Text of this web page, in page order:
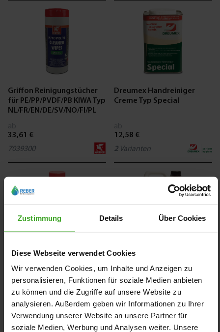
Zustimmung Details Über Cookies
Diese Webseite verwendet Cookies
Wir verwenden Cookies, um Inhalte und Anzeigen zu
personalisieren, Funktionen für soziale Medien anbieten
zu können und die Zugriffe auf unsere Website zu
analysieren. Außerdem geben wir Informationen zu Ihrer
Verwendung unserer Website an unsere Partner für
soziale Medien, Werbung und Analysen weiter. Unsere
Griffon Reinigungstücher
für PE/PP/PVDF/PB KIWA Typ
NL/FR/EN/DE/SV/NO/FI/PL
33,61 €
7039300
Dreumex Handreiniger
Creme Typ Special
12,58 €
2 Varianten
Griffon Gaslecksucher
0149126
Dreumex Reiniger Grau Typ
ab